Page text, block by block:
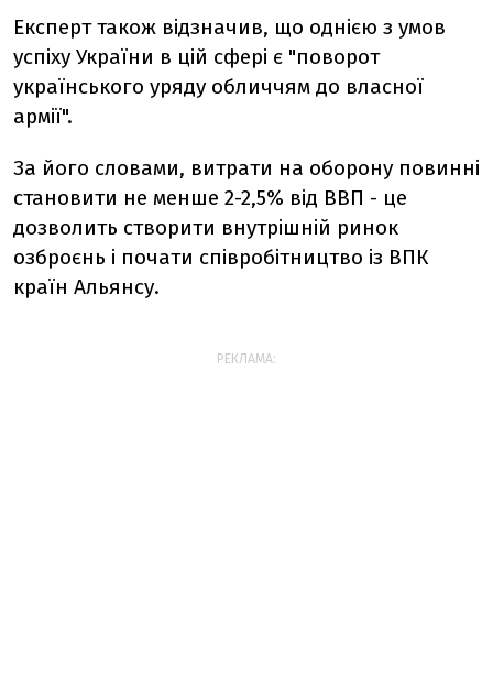
Експерт також відзначив, що однією з умов
успіху України в цій сфері є "поворот
українського уряду обличчям до власної
армії".
За його словами, витрати на оборону повинні
становити не менше 2-2,5% від ВВП - це
дозволить створити внутрішній ринок
озброєнь і почати співробітництво із ВПК
країн Альянсу.
РЕКЛАМА: